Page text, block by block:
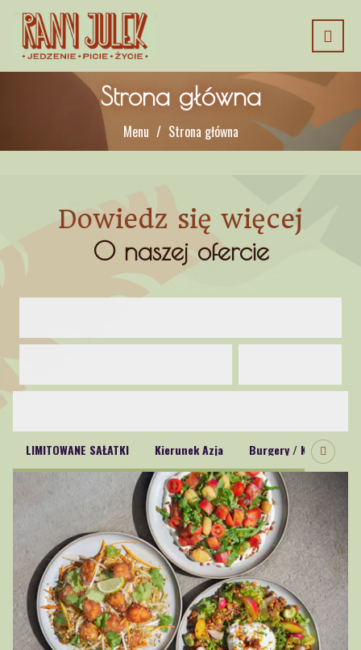
Strona główna
Menu Strona główna
Dowiedz się więcej
O naszej ofercie
Oferta
LIMITOWANE SAŁATKI Kierunek Azja Burgery / Kanapki